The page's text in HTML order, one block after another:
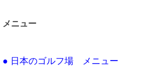
メニュー
● 日本のゴルフ場 メニュー